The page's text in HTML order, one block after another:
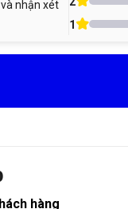
nhận xét
1
hàng